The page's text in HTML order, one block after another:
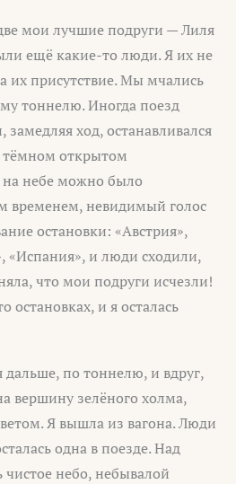
мои лучшие подруги — Лиля
ещё какие-то люди. Я их не
их присутствие. Мы мчались
тоннелю. Иногда поезд
замедляя ход, останавливался
тёмном открытом
на небе можно было
временем, невидимый голос
остановки: «Австрия»,
«Испания», и люди сходили,
что мои подруги исчезли!
и я осталась
дальше, по тоннелю, и вдруг,
вершину зелёного холма,
Я вышла из вагона. Люди
одна в поезде. Над
чистое небо, небывалой